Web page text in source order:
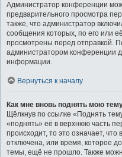
Администратор конференции
предварительного просмотра
также, что администратор
сообщения которых, по его или
просмотрены перед отправкой.
администратором конференции
информации.
Вернуться к началу
Как мне вновь поднять мою
Щёлкнув по ссылке «Поднять
«поднять» её в верхнюю часть
происходит, то это означает,
отключена, или время, которое
темы, ещё не прошло. Также